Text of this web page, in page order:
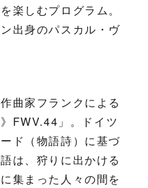
楽しむプログラム。
出身のパスカル・ヴ
曲家フランクによる
FWV.44」。ドイツ
ド（物語詩）に基づ
は、狩りに出かける
集まった人々の間を